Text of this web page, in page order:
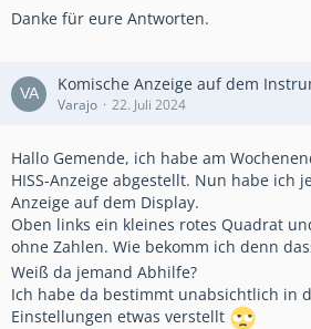
Danke für eure Antworten.
Komische Anzeige auf dem
Varajo 22. Juli 2024
Hallo Gemende, ich habe am
HISS-Anzeige abgestellt. Nun habe ich
Anzeige auf dem Display.
Oben links ein kleines rotes Quadrat
ohne Zahlen. Wie bekomm ich denn
Weiß da jemand Abhilfe?
Ich habe da bestimmt unabsichtlich in
Einstellungen etwas verstellt